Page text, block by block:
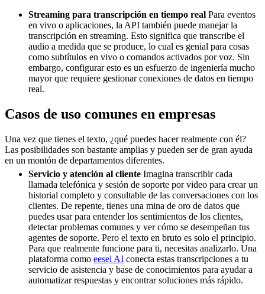
Streaming para transcripción en tiempo real Para eventos
en vivo o aplicaciones, la API también puede manejar la
transcripción en streaming. Esto significa que transcribe el
audio a medida que se produce, lo cual es genial para cosas
como subtítulos en vivo o comandos activados por voz. Sin
embargo, configurar esto es un esfuerzo de ingeniería mucho
mayor que requiere gestionar conexiones de datos en tiempo
real.
Casos de uso comunes en empresas
Una vez que tienes el texto, ¿qué puedes hacer realmente con él?
Las posibilidades son bastante amplias y pueden ser de gran ayuda
en un montón de departamentos diferentes.
Servicio y atención al cliente Imagina transcribir cada
llamada telefónica y sesión de soporte por video para crear un
historial completo y consultable de las conversaciones con los
clientes. De repente, tienes una mina de oro de datos que
puedes usar para entender los sentimientos de los clientes,
detectar problemas comunes y ver cómo se desempeñan tus
agentes de soporte. Pero el texto en bruto es solo el principio.
Para que realmente funcione para ti, necesitas analizarlo. Una
plataforma como eesel AI conecta estas transcripciones a tu
servicio de asistencia y base de conocimientos para ayudar a
automatizar respuestas y encontrar soluciones más rápido.